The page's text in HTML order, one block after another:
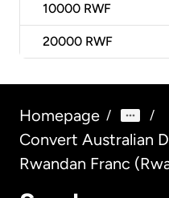
10000 RWF
20000 RWF
Homepage / /
Convert Australian
Rwandan Franc